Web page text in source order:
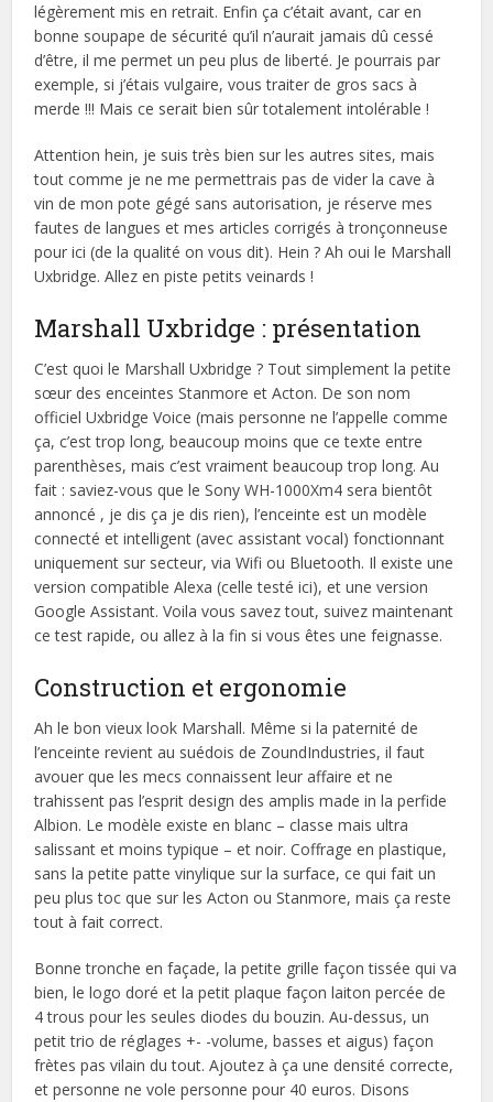
légèrement mis en retrait. Enfin ça c’était avant, car en
bonne soupape de sécurité qu’il n’aurait jamais dû cessé
d’être, il me permet un peu plus de liberté. Je pourrais par
exemple, si j’étais vulgaire, vous traiter de gros sacs à
merde !!! Mais ce serait bien sûr totalement intolérable !
Attention hein, je suis très bien sur les autres sites, mais
tout comme je ne me permettrais pas de vider la cave à
vin de mon pote gégé sans autorisation, je réserve mes
fautes de langues et mes articles corrigés à tronçonneuse
pour ici (de la qualité on vous dit). Hein ? Ah oui le Marshall
Uxbridge. Allez en piste petits veinards !
Marshall Uxbridge : présentation
C’est quoi le Marshall Uxbridge ? Tout simplement la petite
sœur des enceintes Stanmore et Acton. De son nom
officiel Uxbridge Voice (mais personne ne l’appelle comme
ça, c’est trop long, beaucoup moins que ce texte entre
parenthèses, mais c’est vraiment beaucoup trop long. Au
fait : saviez-vous que le Sony WH-1000Xm4 sera bientôt
annoncé , je dis ça je dis rien), l’enceinte est un modèle
connecté et intelligent (avec assistant vocal) fonctionnant
uniquement sur secteur, via Wifi ou Bluetooth. Il existe une
version compatible Alexa (celle testé ici), et une version
Google Assistant. Voila vous savez tout, suivez maintenant
ce test rapide, ou allez à la fin si vous êtes une feignasse.
Construction et ergonomie
Ah le bon vieux look Marshall. Même si la paternité de
l’enceinte revient au suédois de ZoundIndustries, il faut
avouer que les mecs connaissent leur affaire et ne
trahissent pas l’esprit design des amplis made in la perfide
Albion. Le modèle existe en blanc – classe mais ultra
salissant et moins typique – et noir. Coffrage en plastique,
sans la petite patte vinylique sur la surface, ce qui fait un
peu plus toc que sur les Acton ou Stanmore, mais ça reste
tout à fait correct.
Bonne tronche en façade, la petite grille façon tissée qui va
bien, le logo doré et la petit plaque façon laiton percée de
4 trous pour les seules diodes du bouzin. Au-dessus, un
petit trio de réglages +- -volume, basses et aigus) façon
frètes pas vilain du tout. Ajoutez à ça une densité correcte,
et personne ne vole personne pour 40 euros. Disons